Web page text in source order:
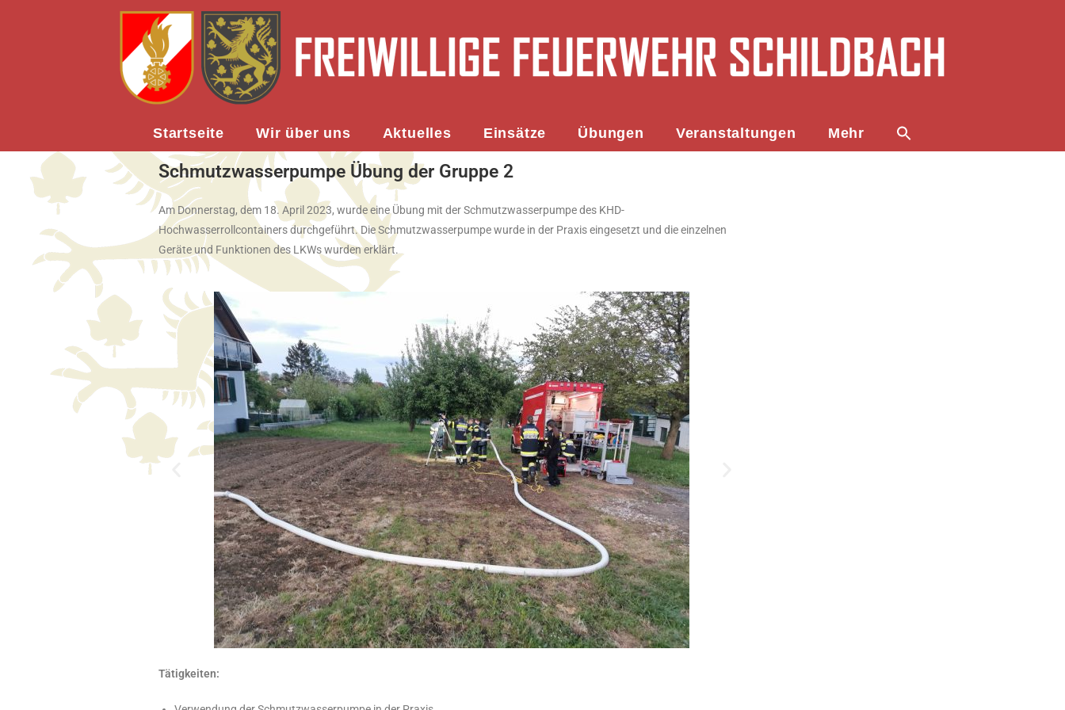
Startseite Wir über uns Aktuelles Einsätze Übungen Veranstaltungen Mehr
Schmutzwasserpumpe Übung der Gruppe 2
Am Donnerstag, dem 18. April 2023, wurde eine Übung mit der Schmutzwasserpumpe des KHD-
Hochwasserrollcontainers durchgeführt. Die Schmutzwasserpumpe wurde in der Praxis eingesetzt und die einzelnen
Geräte und Funktionen des LKWs wurden erklärt.
Tätigkeiten: